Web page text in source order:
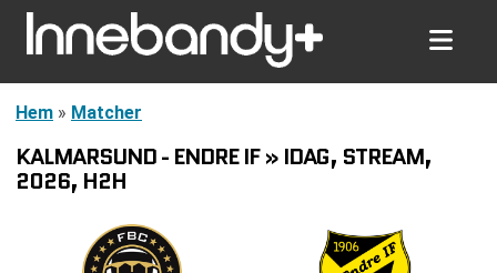
Hem » Matcher
KALMARSUND - ENDRE IF » IDAG, STREAM,
2026, H2H